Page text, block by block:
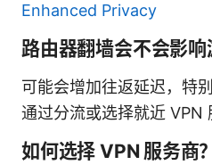
Enhanced Privacy
路由器翻墙会不会影响
可能会增加往返延迟，特
通过分流或选择就近 VPN
如何选择 VPN 服务商？